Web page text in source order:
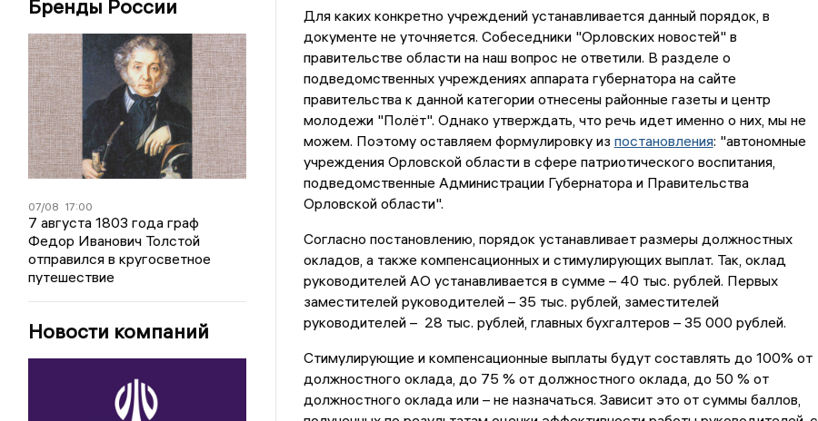
Бренды России
07/08 17:00
7 августа 1803 года граф
Федор Иванович Толстой
отправился в кругосветное
путешествие
Новости компаний
Для каких конкретно учреждений устанавливается данный порядок, в
документе не уточняется. Собеседники "Орловских новостей" в
правительстве области на наш вопрос не ответили. В разделе о
подведомственных учреждениях аппарата губернатора на сайте
правительства к данной категории отнесены районные газеты и центр
молодежи "Полёт". Однако утверждать, что речь идет именно о них, мы не
можем. Поэтому оставляем формулировку из постановления: "автономные
учреждения Орловской области в сфере патриотического воспитания,
подведомственные Администрации Губернатора и Правительства
Орловской области".
Согласно постановлению, порядок устанавливает размеры должностных
окладов, а также компенсационных и стимулирующих выплат. Так, оклад
руководителей АО устанавливается в сумме – 40 тыс. рублей. Первых
заместителей руководителей – 35 тыс. рублей, заместителей
руководителей – 28 тыс. рублей, главных бухгалтеров – 35 000 рублей.
Стимулирующие и компенсационные выплаты будут составлять до 100% от
должностного оклада, до 75 % от должностного оклада, до 50 % от
должностного оклада или – не назначаться. Зависит это от суммы баллов,